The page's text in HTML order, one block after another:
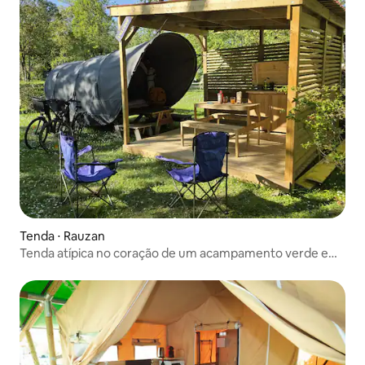
Tenda ⋅ Rauzan
Tenda atípica no coração de um acampamento verde e